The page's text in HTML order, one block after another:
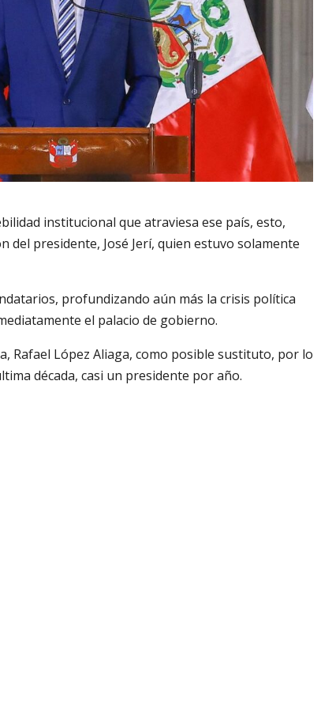
institucional que atraviesa ese país, esto,
presidente, José Jerí, quien estuvo solamente
profundizando aún más la crisis política
el palacio de gobierno.
Rafael López Aliaga, como posible sustituto, por lo
década, casi un presidente por año.